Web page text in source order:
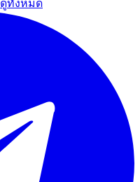
ดูทั้งหมด